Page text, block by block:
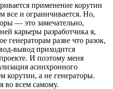
применение корутин
все и ограничивается. Но,
— это замечательно,
карьеры разработчика я,
генераторам разве что разок,
приходится
И поэтому меня
асинхронного
корутин, а не генераторы.
во всем самому.